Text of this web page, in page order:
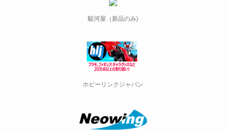
駿河屋（新品のみ)
ホビーリンクジャパン